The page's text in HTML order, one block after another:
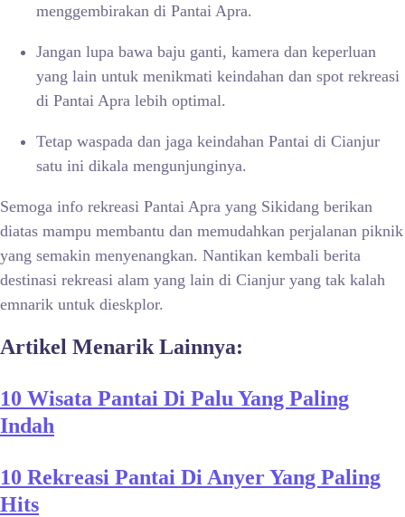
menggembirakan di Pantai Apra.
Jangan lupa bawa baju ganti, kamera dan keperluan
yang lain untuk menikmati keindahan dan spot rekreasi
di Pantai Apra lebih optimal.
Tetap waspada dan jaga keindahan Pantai di Cianjur
satu ini dikala mengunjunginya.
Semoga info rekreasi Pantai Apra yang Sikidang berikan
diatas mampu membantu dan memudahkan perjalanan piknik
yang semakin menyenangkan. Nantikan kembali berita
destinasi rekreasi alam yang lain di Cianjur yang tak kalah
emnarik untuk dieskplor.
Artikel Menarik Lainnya:
10 Wisata Pantai Di Palu Yang Paling
Indah
10 Rekreasi Pantai Di Anyer Yang Paling
Hits